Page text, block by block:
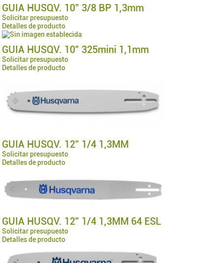
GUIA HUSQV. 10" 3/8 BP 1,3mm
Solicitar presupuesto
Detalles de producto
GUIA HUSQV. 10" 325mini 1,1mm
Solicitar presupuesto
Detalles de producto
GUIA HUSQV. 12" 1/4 1,3MM
Solicitar presupuesto
Detalles de producto
GUIA HUSQV. 12" 1/4 1,3MM 64 ESL
Solicitar presupuesto
Detalles de producto